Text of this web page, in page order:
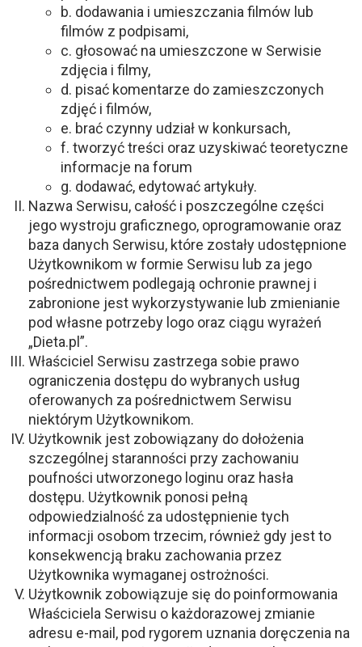
b. dodawania i umieszczania filmów lub
filmów z podpisami,
c. głosować na umieszczone w Serwisie
zdjęcia i filmy,
d. pisać komentarze do zamieszczonych
zdjęć i filmów,
e. brać czynny udział w konkursach,
f. tworzyć treści oraz uzyskiwać teoretyczne
informacje na forum
g. dodawać, edytować artykuły.
Nazwa Serwisu, całość i poszczególne części
jego wystroju graficznego, oprogramowanie oraz
baza danych Serwisu, które zostały udostępnione
Użytkownikom w formie Serwisu lub za jego
pośrednictwem podlegają ochronie prawnej i
zabronione jest wykorzystywanie lub zmienianie
pod własne potrzeby logo oraz ciągu wyrażeń
„Dieta.pl”.
Właściciel Serwisu zastrzega sobie prawo
ograniczenia dostępu do wybranych usług
oferowanych za pośrednictwem Serwisu
niektórym Użytkownikom.
Użytkownik jest zobowiązany do dołożenia
szczególnej staranności przy zachowaniu
poufności utworzonego loginu oraz hasła
dostępu. Użytkownik ponosi pełną
odpowiedzialność za udostępnienie tych
informacji osobom trzecim, również gdy jest to
konsekwencją braku zachowania przez
Użytkownika wymaganej ostrożności.
Użytkownik zobowiązuje się do poinformowania
Właściciela Serwisu o każdorazowej zmianie
adresu e-mail, pod rygorem uznania doręczenia na